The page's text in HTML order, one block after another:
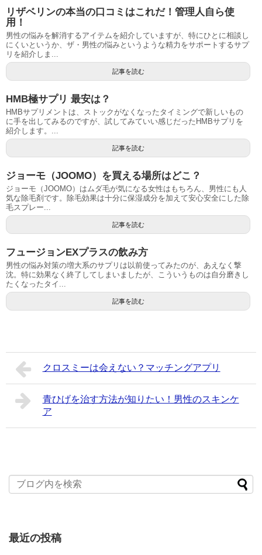
リザベリンの本当の口コミはこれだ！管理人自ら使
用！
男性の悩みを解消するアイテムを紹介していますが、特にひとに相談し
にくいというか、ザ・男性の悩みというような精力をサポートするサプ
リを紹介しま...
記事を読む
HMB極サプリ 最安は？
HMBサプリメントは、ストックがなくなったタイミングで新しいもの
に手を出してみるのですが、試してみていい感じだったHMBサプリを
紹介します。...
記事を読む
ジョーモ（JOOMO）を買える場所はどこ？
ジョーモ（JOOMO）はムダ毛が気になる女性はもちろん、男性にも人
気な除毛剤です。除毛効果は十分に保湿成分を加えて安心安全にした除
毛スプレー...
記事を読む
フュージョンEXプラスの飲み方
男性の悩み対策の増大系のサプリは以前使ってみたのが、あえなく撃
沈。特に効果なく終了してしまいましたが、こういうものは自分磨きし
たくなったタイ...
記事を読む
クロスミーは会えない？マッチングアプリ
青ひげを治す方法が知りたい！男性のスキンケ
ア
最近の投稿